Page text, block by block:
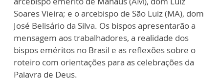
Soares Vieira; e o arcebispo de São Luiz (MA), dom
José Belisário da Silva. Os bispos apresentarão a
mensagem aos trabalhadores, a realidade dos
bispos eméritos no Brasil e as reflexões sobre o
roteiro com orientações para as celebrações da
Palavra de Deus.